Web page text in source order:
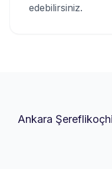
edebilirsiniz.
Ankara